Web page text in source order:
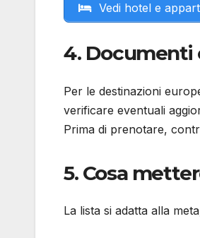
Vedi hotel e
4. Documenti
Per le destinazioni
verificare eventuali
Prima di prenotare,
5. Cosa
La lista si adatta alla